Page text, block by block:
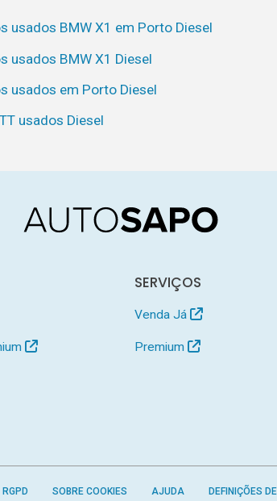
usados BMW X1 em Porto Diesel
usados BMW X1 Diesel
usados em Porto Diesel
usados Diesel
SERVIÇOS
Venda Já
Premium
RGPD SOBRE COOKIES AJUDA DEFINIÇÕES